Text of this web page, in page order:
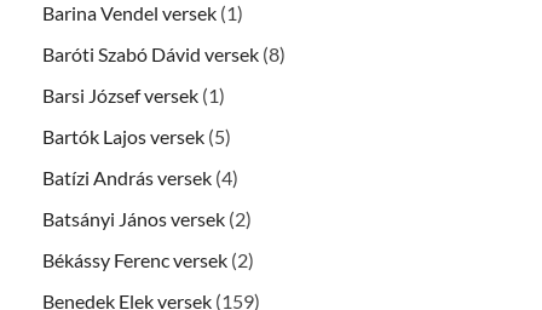
Barina Vendel versek (1)
Baróti Szabó Dávid versek (8)
Barsi József versek (1)
Bartók Lajos versek (5)
Batízi András versek (4)
Batsányi János versek (2)
Békássy Ferenc versek (2)
Benedek Elek versek (159)